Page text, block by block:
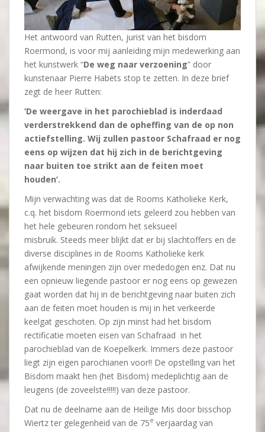
Het antwoord van Rutten, jurist van het bisdom
Roermond, is voor mij aanleiding mijn medewerking aan
het kunstwerk “De weg naar verzoening” door
kunstenaar Pierre Habets stop te zetten. In deze brief
zegt de heer Rutten:
‘De weergave in het parochieblad is inderdaad
verderstrekkend dan de opheffing van de op non
actiefstelling. Wij zullen pastoor Schafraad er nog
eens op wijzen dat hij zich in de berichtgeving
naar buiten toe strikt aan de feiten moet
houden’.
Mijn verwachting was dat de Rooms Katholieke Kerk,
c.q. het bisdom Roermond iets geleerd zou hebben van
het hele gebeuren rondom het seksueel
misbruik. Steeds meer blijkt dat er bij slachtoffers en de
diverse disciplines in de Rooms Katholieke kerk
afwijkende meningen zijn over mededogen enz. Dat nu
een opnieuw liegende pastoor er nog eens op gewezen
gaat worden dat hij in de berichtgeving naar buiten zich
aan de feiten moet houden is mij in het verkeerde
keelgat geschoten. Op zijn minst had het bisdom
rectificatie moeten eisen van Schafraad in het
parochieblad van de Koepelkerk. Immers deze pastoor
liegt zijn eigen parochianen voor!! De opstelling van het
Bisdom maakt hen (het Bisdom) medeplichtig aan de
leugens (de zoveelste!!!!!) van deze pastoor.
Dat nu de deelname aan de Heilige Mis door bisschop
Wiertz ter gelegenheid van de 75e verjaardag van